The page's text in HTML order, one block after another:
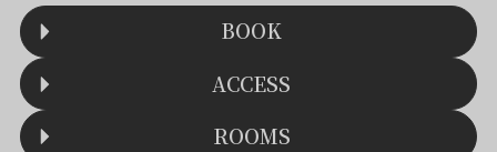
BOOK
ACCESS
ROOMS